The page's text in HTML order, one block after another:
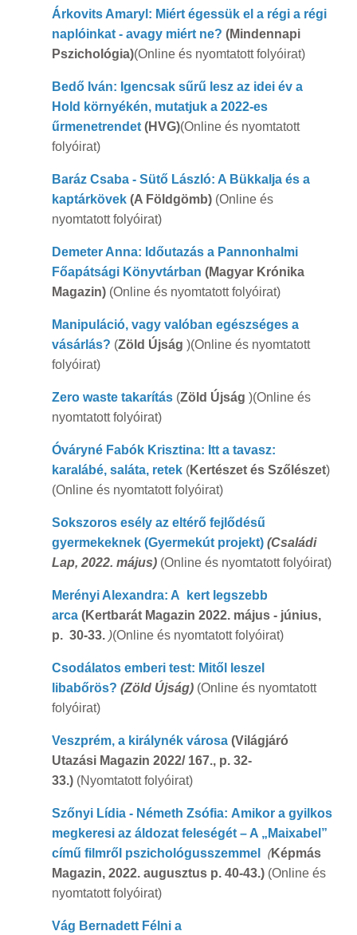
Árkovits Amaryl: Miért égessük el a régi a régi
naplóinkat - avagy miért ne? (Mindennapi
Pszichológia)(Online és nyomtatott folyóirat)
Bedő Iván: Igencsak sűrű lesz az idei év a
Hold környékén, mutatjuk a 2022-es
űrmenetrendet(HVG)(Online és nyomtatott
folyóirat)
Baráz Csaba - Sütő László: A Bükkalja és a
kaptárkövek (A Földgömb) (Online és
nyomtatott folyóirat)
Demeter Anna: Időutazás a Pannonhalmi
Főapátsági Könyvtárban (Magyar Krónika
Magazin) (Online és nyomtatott folyóirat)
Manipuláció, vagy valóban egészséges a
vásárlás? (Zöld Újság )(Online és nyomtatott
folyóirat)
Zero waste takarítás (Zöld Újság )(Online és
nyomtatott folyóirat)
Óváryné Fabók Krisztina: Itt a tavasz:
karalábé, saláta, retek (Kertészet és Szőlészet)
(Online és nyomtatott folyóirat)
Sokszoros esély az eltérő fejlődésű
gyermekeknek(Gyermekút projekt) (Családi
Lap, 2022. május) (Online és nyomtatott folyóirat)
Merényi Alexandra: A kert legszebb
arca(Kertbarát Magazin 2022. május - június,
p. 30-33. )(Online és nyomtatott folyóirat)
Csodálatos emberi test: Mitől leszel
libabőrös? (Zöld Újság) (Online és nyomtatott
folyóirat)
Veszprém, a királynék városa(Világjáró
Utazási Magazin 2022/ 167., p. 32-
33.)(Nyomtatott folyóirat)
Szőnyi Lídia - Németh Zsófia: Amikor a gyilkos
megkeresi az áldozat feleségét – A „Maixabel”
című filmről pszichológusszemmel
(Képmás
Magazin, 2022. augusztus p. 40-43.) (Online és
nyomtatott folyóirat)
Vág Bernadett Félni a